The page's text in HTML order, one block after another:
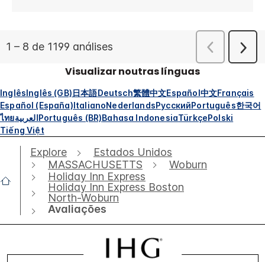
Visualizar noutras línguas
InglêsInglês (GB)日本語Deutsch繁體中文Español中文Français
Español (España)ItalianoNederlandsРусскийPortuguês한국어
ไทยالعربيةPortuguês (BR)Bahasa IndonesiaTürkçePolski
Tiếng Việt
Explore
Estados Unidos
MASSACHUSETTS
Woburn
Holiday Inn Express
Holiday Inn Express Boston
North-Woburn
Avaliações